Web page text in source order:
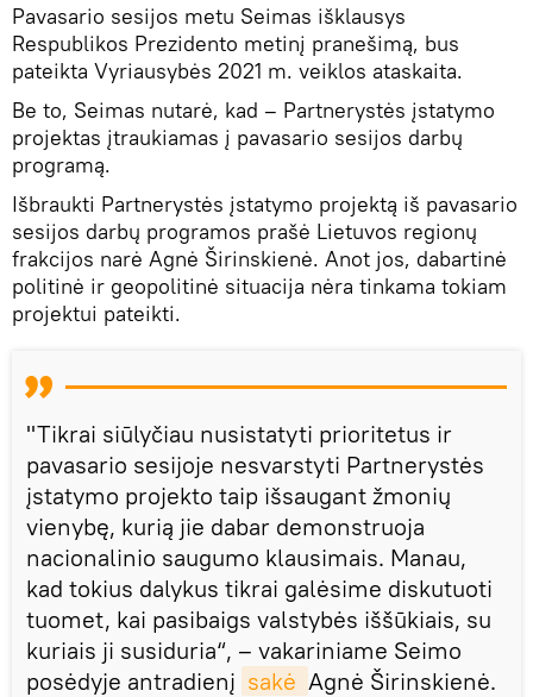
Pavasario sesijos metu Seimas išklausys
Respublikos Prezidento metinį pranešimą, bus
pateikta Vyriausybės 2021 m. veiklos ataskaita.
Be to, Seimas nutarė, kad – Partnerystės įstatymo
projektas įtraukiamas į pavasario sesijos darbų
programą.
Išbraukti Partnerystės įstatymo projektą iš pavasario
sesijos darbų programos prašė Lietuvos regionų
frakcijos narė Agnė Širinskienė. Anot jos, dabartinė
politinė ir geopolitinė situacija nėra tinkama tokiam
projektui pateikti.
"Tikrai siūlyčiau nusistatyti prioritetus ir
pavasario sesijoje nesvarstyti Partnerystės
įstatymo projekto taip išsaugant žmonių
vienybę, kurią jie dabar demonstruoja
nacionalinio saugumo klausimais. Manau,
kad tokius dalykus tikrai galėsime diskutuoti
tuomet, kai pasibaigs valstybės iššūkiais, su
kuriais ji susiduria“, – vakariniame Seimo
posėdyje antradienį sakė Agnė Širinskienė.